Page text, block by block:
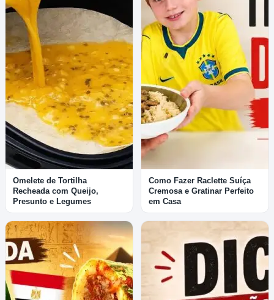
Omelete de Tortilha
Recheada com Queijo,
Presunto e Legumes
Como Fazer Raclette Suíça
Cremosa e Gratinar Perfeito
em Casa